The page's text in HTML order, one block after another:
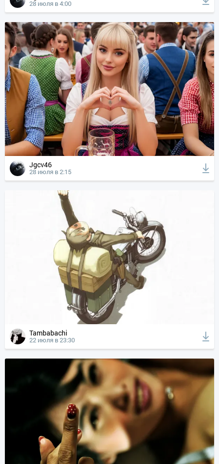
28 июля в 4:00
Jgcv46
28 июля в 2:15
Tambabachi
22 июля в 23:30